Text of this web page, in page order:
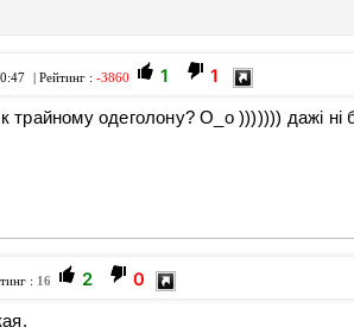
| Рейтинг : -3860 1 1
к трайному одеголону? О_о ))))))) дажі ні
: 16 2 0